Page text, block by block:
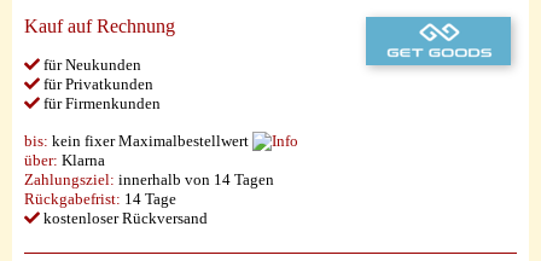
Kauf auf Rechnung
für Neukunden
für Privatkunden
für Firmenkunden
bis: kein fixer Maximalbestellwert
über: Klarna
Zahlungsziel: innerhalb von 14 Tagen
Rückgabefrist: 14 Tage
kostenloser Rückversand